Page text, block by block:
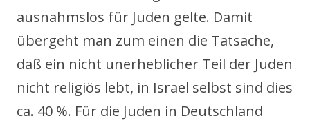
ausnahmslos für Juden gelte. Damit
übergeht man zum einen die Tatsache,
daß ein nicht unerheblicher Teil der Juden
nicht religiös lebt, in Israel selbst sind dies
ca. 40 %. Für die Juden in Deutschland